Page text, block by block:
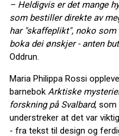
– Heldigvis er det mange
som bestiller direkte av
har "skaffeplikt", noko
boka dei ønskjer - anten
Oddrun.
Maria Philippa Rossi
barnebok Arktiske
forskning på Svalbard, som
understreker at det var
- fra tekst til design og